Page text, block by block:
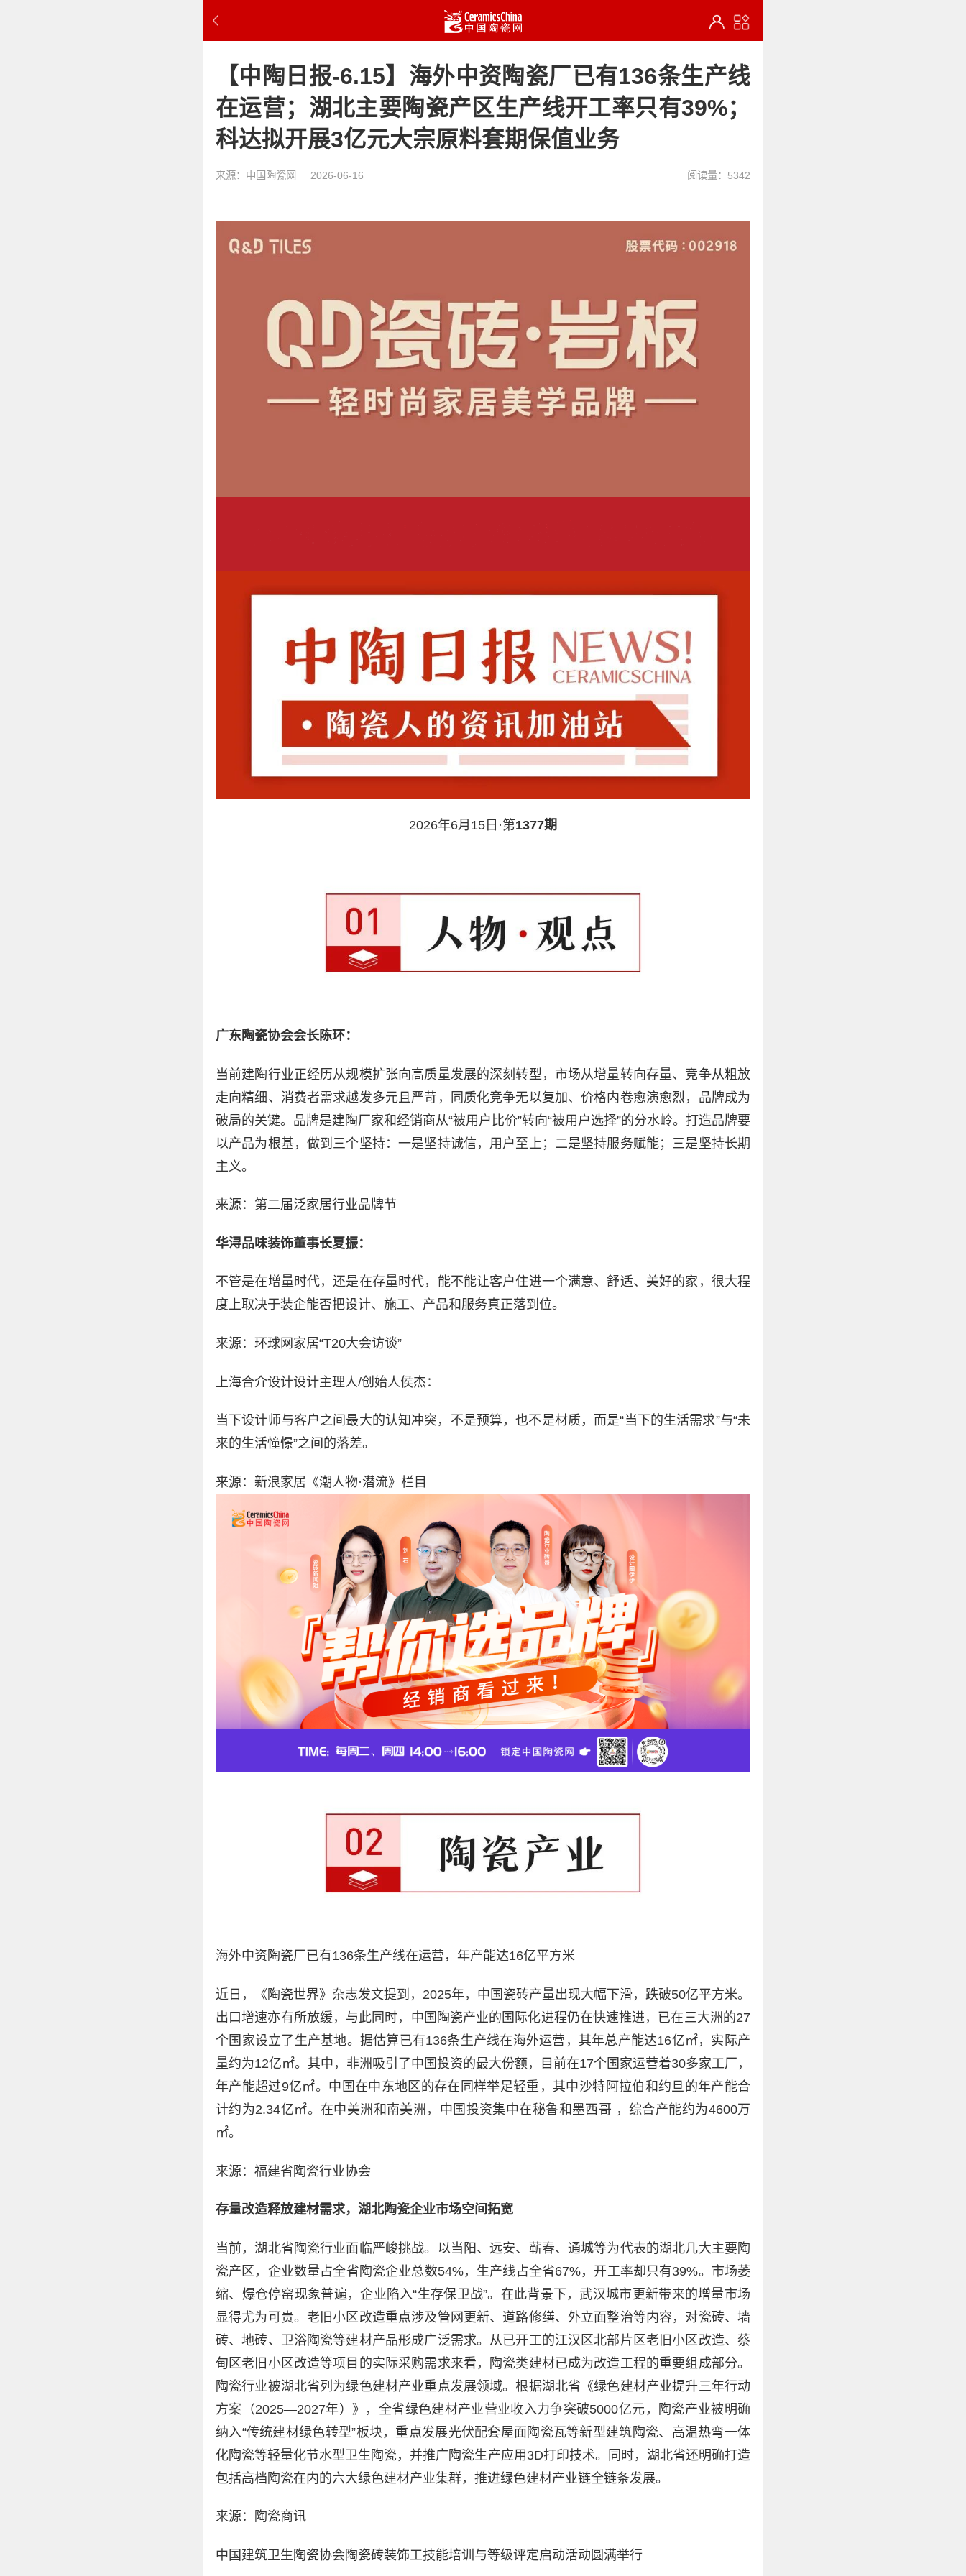
【中陶日报-6.15】海外中资陶瓷厂已有136条生产线
在运营；湖北主要陶瓷产区生产线开工率只有39%；
科达拟开展3亿元大宗原料套期保值业务
来源：中国陶瓷网 2026-06-16 阅读量：5342
2026年6月15日·第1377期
广东陶瓷协会会长陈环：
当前建陶行业正经历从规模扩张向高质量发展的深刻转型，市场从增量转向存量、竞争从粗放
走向精细、消费者需求越发多元且严苛，同质化竞争无以复加、价格内卷愈演愈烈，品牌成为
破局的关键。品牌是建陶厂家和经销商从“被用户比价”转向“被用户选择”的分水岭。打造品牌要
以产品为根基，做到三个坚持：一是坚持诚信，用户至上；二是坚持服务赋能；三是坚持长期
主义。
来源：第二届泛家居行业品牌节
华浔品味装饰董事长夏振：
不管是在增量时代，还是在存量时代，能不能让客户住进一个满意、舒适、美好的家，很大程
度上取决于装企能否把设计、施工、产品和服务真正落到位。
来源：环球网家居“T20大会访谈”
上海合介设计设计主理人/创始人侯杰：
当下设计师与客户之间最大的认知冲突，不是预算，也不是材质，而是“当下的生活需求”与“未
来的生活憧憬”之间的落差。
来源：新浪家居《潮人物·潜流》栏目
海外中资陶瓷厂已有136条生产线在运营，年产能达16亿平方米
近日，《陶瓷世界》杂志发文提到，2025年，中国瓷砖产量出现大幅下滑，跌破50亿平方米。
出口增速亦有所放缓，与此同时，中国陶瓷产业的国际化进程仍在快速推进，已在三大洲的27
个国家设立了生产基地。据估算已有136条生产线在海外运营，其年总产能达16亿㎡，实际产
量约为12亿㎡。其中，非洲吸引了中国投资的最大份额，目前在17个国家运营着30多家工厂，
年产能超过9亿㎡。中国在中东地区的存在同样举足轻重，其中沙特阿拉伯和约旦的年产能合
计约为2.34亿㎡。在中美洲和南美洲，中国投资集中在秘鲁和墨西哥 ，综合产能约为4600万
㎡。
来源：福建省陶瓷行业协会
存量改造释放建材需求，湖北陶瓷企业市场空间拓宽
当前，湖北省陶瓷行业面临严峻挑战。以当阳、远安、蕲春、通城等为代表的湖北几大主要陶
瓷产区，企业数量占全省陶瓷企业总数54%，生产线占全省67%，开工率却只有39%。市场萎
缩、爆仓停窑现象普遍，企业陷入“生存保卫战”。在此背景下，武汉城市更新带来的增量市场
显得尤为可贵。老旧小区改造重点涉及管网更新、道路修缮、外立面整治等内容，对瓷砖、墙
砖、地砖、卫浴陶瓷等建材产品形成广泛需求。从已开工的江汉区北部片区老旧小区改造、蔡
甸区老旧小区改造等项目的实际采购需求来看，陶瓷类建材已成为改造工程的重要组成部分。
陶瓷行业被湖北省列为绿色建材产业重点发展领域。根据湖北省《绿色建材产业提升三年行动
方案（2025—2027年）》，全省绿色建材产业营业收入力争突破5000亿元，陶瓷产业被明确
纳入“传统建材绿色转型”板块，重点发展光伏配套屋面陶瓷瓦等新型建筑陶瓷、高温热弯一体
化陶瓷等轻量化节水型卫生陶瓷，并推广陶瓷生产应用3D打印技术。同时，湖北省还明确打造
包括高档陶瓷在内的六大绿色建材产业集群，推进绿色建材产业链全链条发展。
来源：陶瓷商讯
中国建筑卫生陶瓷协会陶瓷砖装饰工技能培训与等级评定启动活动圆满举行